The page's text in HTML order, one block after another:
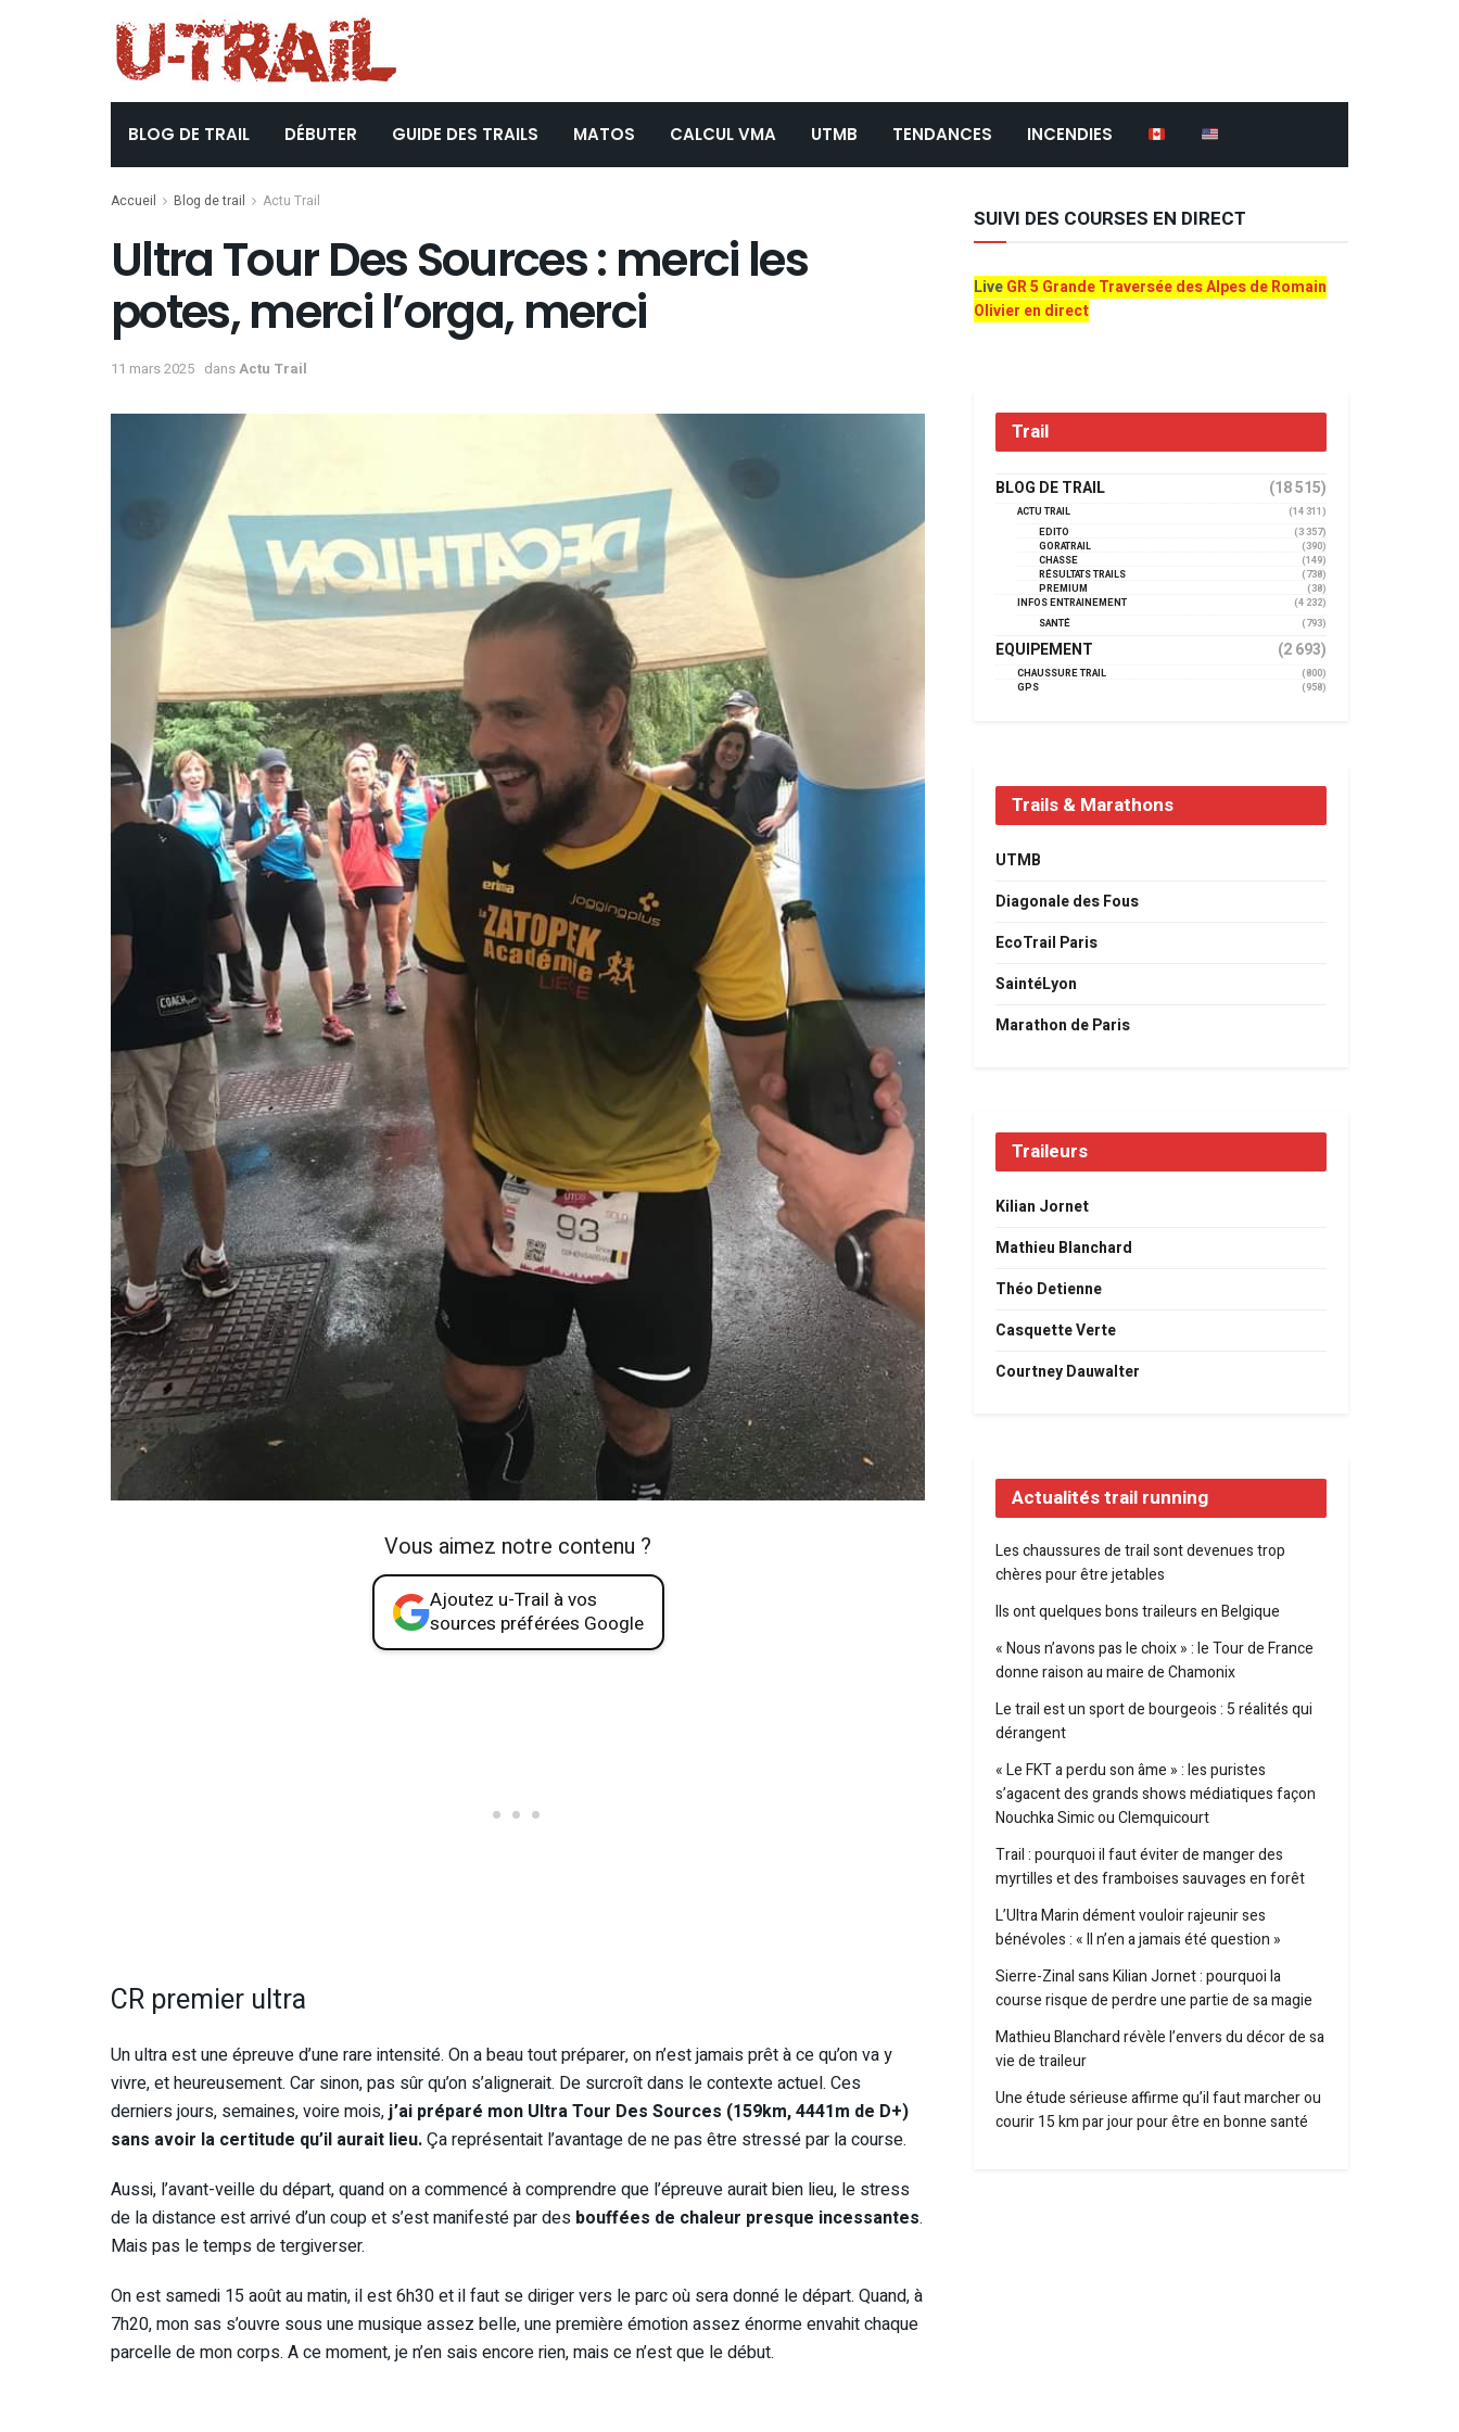
BLOG DE TRAIL DÉBUTER GUIDE DES TRAILS MATOS CALCUL VMA UTMB TENDANCES INCENDIES
Accueil Blog de trail Actu Trail
Ultra Tour Des Sources : merci les
potes, merci l’orga, merci
11 mars 2025 dansActu Trail
Vous aimez notre contenu ?
Ajoutez u-Trail à vos
sources préférées Google
CR premier ultra
Un ultra est une épreuve d’une rare intensité. On a beau tout préparer, on n’est jamais prêt à ce qu’on va y
vivre, et heureusement. Car sinon, pas sûr qu’on s’alignerait. De surcroît dans le contexte actuel. Ces
derniers jours, semaines, voire mois,j’ai préparé mon Ultra Tour Des Sources (159km, 4441m de D+)
sans avoir la certitude qu’il aurait lieu.Ça représentait l’avantage de ne pas être stressé par la course.
Aussi, l’avant-veille du départ, quand on a commencé à comprendre que l’épreuve aurait bien lieu, le stress
de la distance est arrivé d’un coup et s’est manifesté par des bouffées de chaleur presque incessantes.
Mais pas le temps de tergiverser.
On est samedi 15 août au matin, il est 6h30 et il faut se diriger vers le parc où sera donné le départ. Quand, à
7h20, mon sas s’ouvre sous une musique assez belle, une première émotion assez énorme envahit chaque
parcelle de mon corps. A ce moment, je n’en sais encore rien, mais ce n’est que le début.
SUIVI DES COURSES EN DIRECT
LiveGR 5 Grande Traversée des Alpes de Romain
Olivier en direct
Trail
BLOG DE TRAIL (18 515)
ACTU TRAIL
(14 311)
EDITO
(3 357)
GORATRAIL
(390)
CHASSE
(149)
RÉSULTATS TRAILS
(738)
PREMIUM
(38)
INFOS ENTRAINEMENT
(4 232)
SANTÉ
(793)
EQUIPEMENT (2 693)
CHAUSSURE TRAIL
(800)
GPS
(958)
Trails & Marathons
UTMB
Diagonale des Fous
EcoTrail Paris
SaintéLyon
Marathon de Paris
Traileurs
Kilian Jornet
Mathieu Blanchard
Théo Detienne
Casquette Verte
Courtney Dauwalter
Actualités trail running
Les chaussures de trail sont devenues trop
chères pour être jetables
Ils ont quelques bons traileurs en Belgique
« Nous n’avons pas le choix » : le Tour de France
donne raison au maire de Chamonix
Le trail est un sport de bourgeois : 5 réalités qui
dérangent
« Le FKT a perdu son âme » : les puristes
s’agacent des grands shows médiatiques façon
Nouchka Simic ou Clemquicourt
Trail : pourquoi il faut éviter de manger des
myrtilles et des framboises sauvages en forêt
L’Ultra Marin dément vouloir rajeunir ses
bénévoles : « Il n’en a jamais été question »
Sierre-Zinal sans Kilian Jornet : pourquoi la
course risque de perdre une partie de sa magie
Mathieu Blanchard révèle l’envers du décor de sa
vie de traileur
Une étude sérieuse affirme qu’il faut marcher ou
courir 15 km par jour pour être en bonne santé